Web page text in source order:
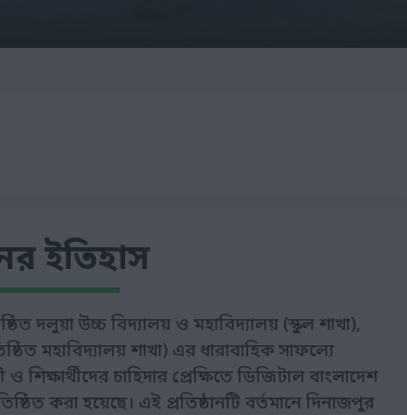
ইতিহাস
দলুয়া উচ্চ বিদ্যালয় ও মহাবিদ্যালয় (স্কুল শাখা),
মহাবিদ্যালয় শাখা) এর ধারাবাহিক সাফল্যে
শিক্ষার্থীদের চাহিদার প্রেক্ষিতে ডিজিটাল বাংলাদেশ
করা হয়েছে। এই প্রতিষ্ঠানটি বর্তমানে দিনাজপুর